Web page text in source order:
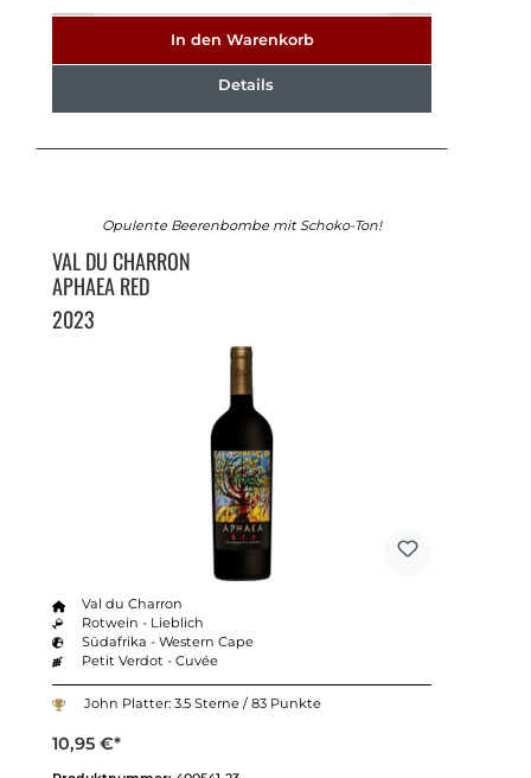
In den Warenkorb
Details
Opulente Beerenbombe mit Schoko-Ton!
VAL DU CHARRON
APHAEA RED
2023
Val du Charron
Rotwein - Lieblich
Südafrika - Western Cape
Petit Verdot - Cuvée
John Platter: 3.5 Sterne / 83 Punkte
10,95 €*